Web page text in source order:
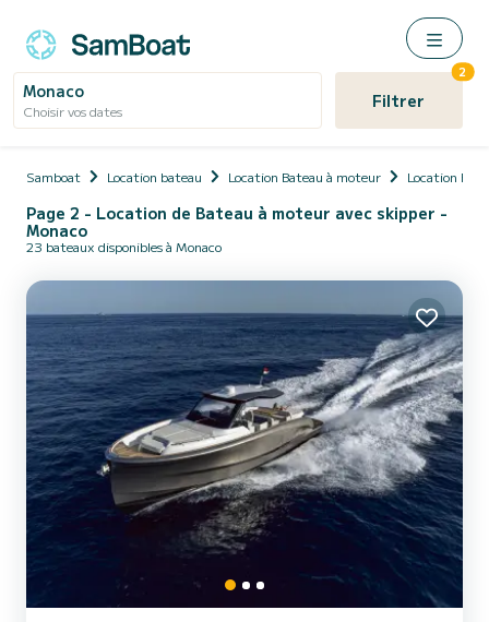
Monaco
Choisir vos dates Filtrer
2
Samboat Location bateau Location Bateau à moteur Location
Page 2 - Location de Bateau à moteur avec skipper -
Monaco
23 bateaux disponibles à Monaco